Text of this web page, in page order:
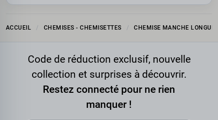
ACCUEIL CHEMISES - CHEMISETTES CHEMISE MANCHE LONGUE
Code de réduction exclusif, nouvelle
collection et surprises à découvrir.
Restez connecté pour ne rien
manquer !